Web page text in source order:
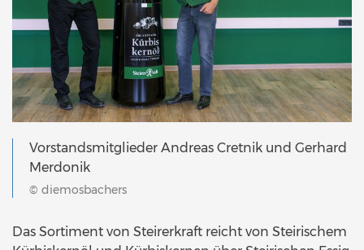
Vorstandsmitglieder Andreas Cretnik und Gerhard
Merdonik
© diemosbachers
Das Sortiment von Steirerkraft reicht von Steirischem